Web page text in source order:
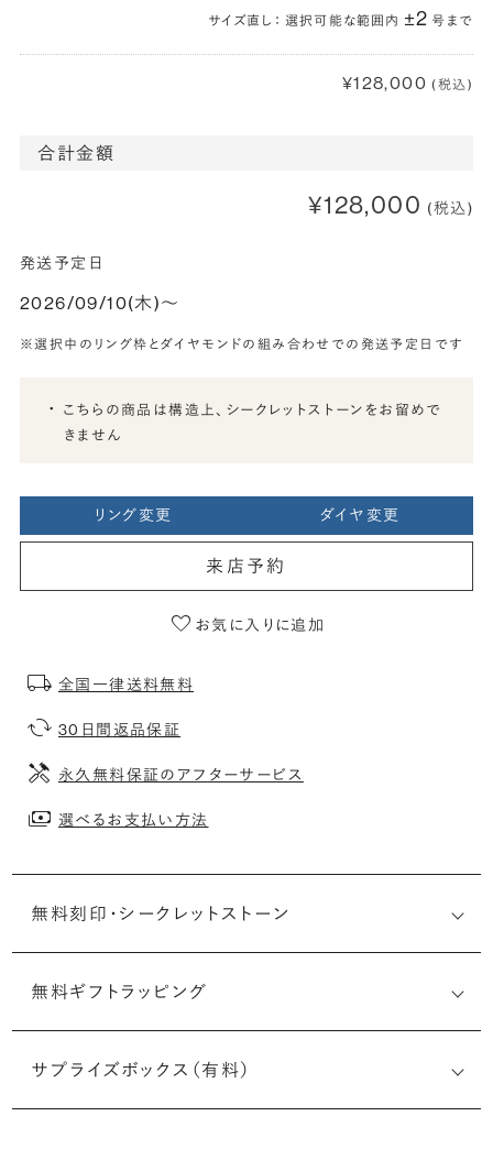
サイズ直し： 選択可能な範囲内 ±2 号まで
¥128,000 (税込)
合計金額
¥128,000 (税込)
発送予定日
2026/09/10(木)〜
※選択中のリング枠とダイヤモンドの組み合わせでの発送予定日です
こちらの商品は構造上、シークレットストーンをお留めで
きません
リング変更 ダイヤ変更
来店予約
お気に入りに追加
全国一律送料無料
30日間返品保証
永久無料保証のアフターサービス
選べるお支払い方法
無料刻印・ シークレットストーン
刻印メッセージ：アルファベット6文字まで刻印可能
印することができます。注文前だけでなく購入後の刻印も、
リングに初めて施す初回の刻印は、無料にて承ります（デザ
無料ギフトラッピング
サプライズボックス（有料）